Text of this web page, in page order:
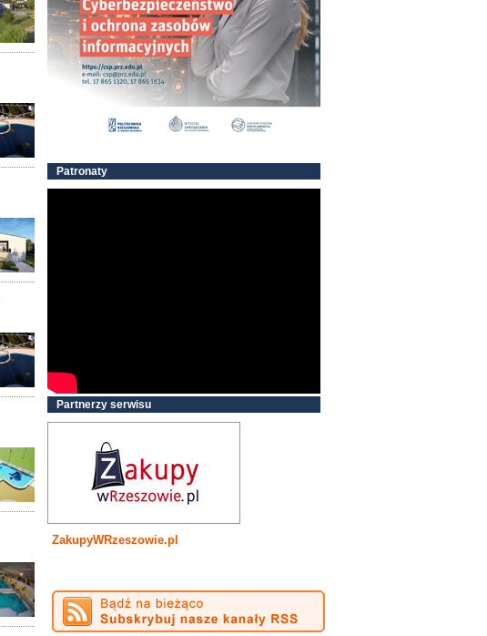
Patronaty
Partnerzy serwisu
ZakupyWRzeszowie.pl